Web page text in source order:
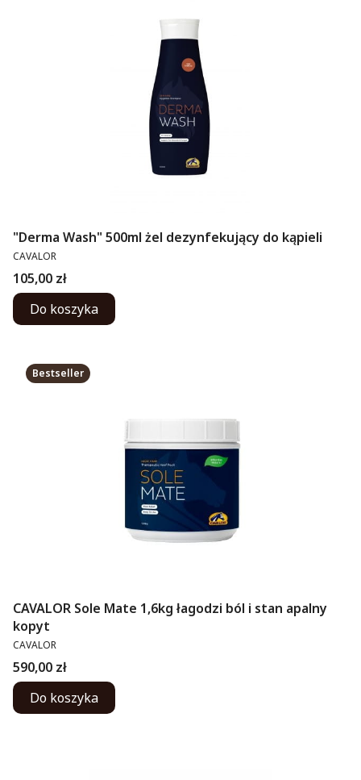
"Derma Wash" 500ml żel dezynfekujący do kąpieli
PRODUCENT
CAVALOR
Cena
105,00 zł
Do koszyka
Bestseller
CAVALOR Sole Mate 1,6kg łagodzi ból i stan apalny
kopyt
PRODUCENT
CAVALOR
Cena
590,00 zł
Do koszyka